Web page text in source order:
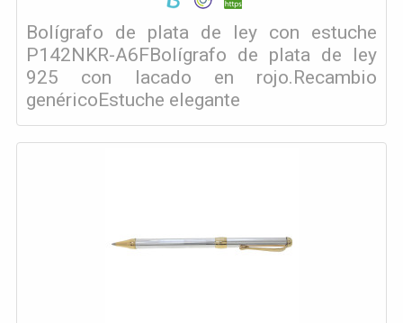
Bolígrafo de plata de ley con estuche
P142NKR-A6FBolígrafo de plata de ley
925 con lacado en rojo.Recambio
genéricoEstuche elegante